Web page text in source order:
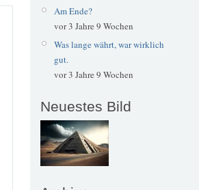
Am Ende?
vor 3 Jahre 9 Wochen
Was lange währt, war wirklich
gut.
vor 3 Jahre 9 Wochen
Neuestes Bild